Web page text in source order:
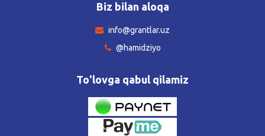
Biz bilan aloqa
info@grantlar.uz
@hamidziyo
To'lovga qabul qilamiz